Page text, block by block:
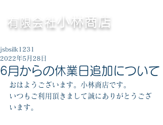
有限会社 小林商店
6月からの休業日追加について
jsbsilk1231
2022年5月28日
おはようございます。小林商店です。
いつもご利用頂きまして誠にありがとうござ
います。